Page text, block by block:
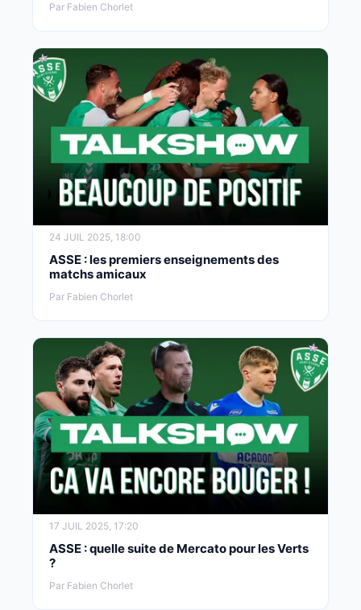
Par Fabien Chorlet
24 JUIL 2025, 18:00
ASSE : les premiers enseignements des
matchs amicaux
Par Fabien Chorlet
17 JUIL 2025, 17:20
ASSE : quelle suite de Mercato pour les Verts
?
Par Fabien Chorlet